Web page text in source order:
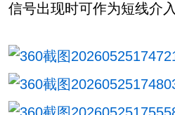
信号出现时可作为短线介